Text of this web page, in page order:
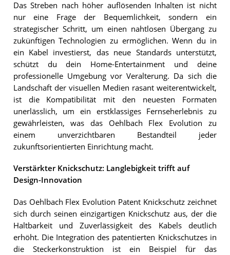
Das Streben nach höher auflösenden Inhalten ist nicht
nur eine Frage der Bequemlichkeit, sondern ein
strategischer Schritt, um einen nahtlosen Übergang zu
zukünftigen Technologien zu ermöglichen. Wenn du in
ein Kabel investierst, das neue Standards unterstützt,
schützt du dein Home-Entertainment und deine
professionelle Umgebung vor Veralterung. Da sich die
Landschaft der visuellen Medien rasant weiterentwickelt,
ist die Kompatibilität mit den neuesten Formaten
unerlässlich, um ein erstklassiges Fernseherlebnis zu
gewährleisten, was das Oehlbach Flex Evolution zu
einem unverzichtbaren Bestandteil jeder
zukunftsorientierten Einrichtung macht.
Verstärkter Knickschutz: Langlebigkeit trifft auf
Design-Innovation
Das Oehlbach Flex Evolution Patent Knickschutz zeichnet
sich durch seinen einzigartigen Knickschutz aus, der die
Haltbarkeit und Zuverlässigkeit des Kabels deutlich
erhöht. Die Integration des patentierten Knickschutzes in
die Steckerkonstruktion ist ein Beispiel für das